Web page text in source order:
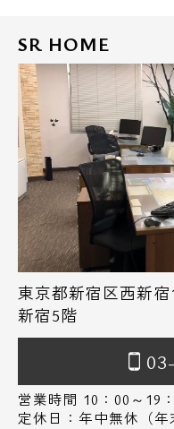
SR HOME
東京都新宿区西新
新宿5階
営業時間 10：00～19
定休日：年中無休（年